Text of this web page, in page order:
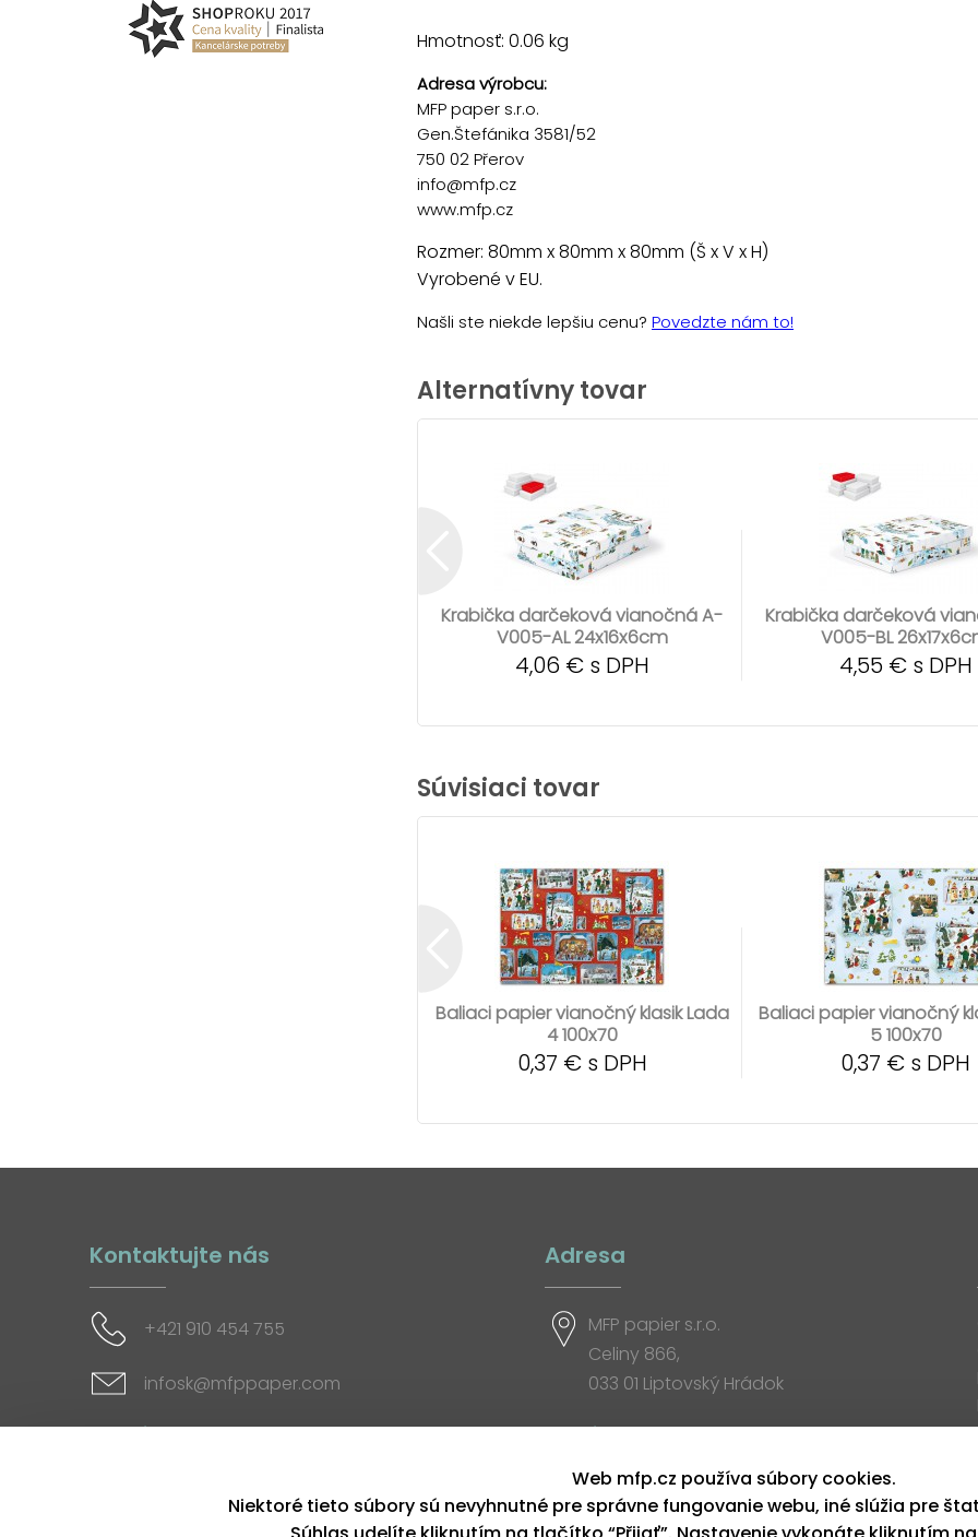
Hmotnosť: 0.06 kg
Adresa výrobcu:
MFP paper s.r.o.
Gen.Štefánika 3581/52
750 02 Přerov
info@mfp.cz
www.mfp.cz
Rozmer: 80mm x 80mm x 80mm (Š x V x H)
Vyrobené v EU.
Našli ste niekde lepšiu cenu? Povedzte nám to!
Alternatívny tovar
Krabička darčeková vianočná A-
V005-AL 24x16x6cm
4,06 € s DPH
Krabička darčeková
V005-BL
4,55 € s DPH
Súvisiaci tovar
Baliaci papier vianočný klasik Lada
4 100x70
0,37 € s DPH
Baliaci papier vianočný
5 100x70
0,37 € s DPH
Kontaktujte nás
+421 910 454 755
infosk@mfppaper.com
Sociálne siete
Adresa
MFP papier s.r.o.
Celiny 866,
033 01 Liptovský Hrádok
Otváracia doba
Web mfp.cz používa súbory cookies.
Niektoré tieto súbory sú nevyhnutné pre správne fungovanie webu, iné slúžia pre